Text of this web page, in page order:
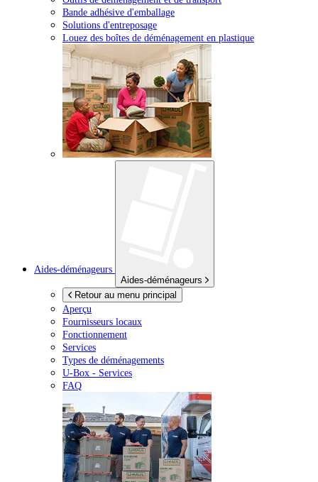
Bande adhésive d'emballage
Solutions d'entreposage
Louez des boîtes de déménagement en plastique
Aides-déménageurs
Aides-déménageurs
Retour au menu principal
Aperçu
Fournisseurs locaux
Fonctionnement
Services
Types de déménagements
U-Box - Services
FAQ